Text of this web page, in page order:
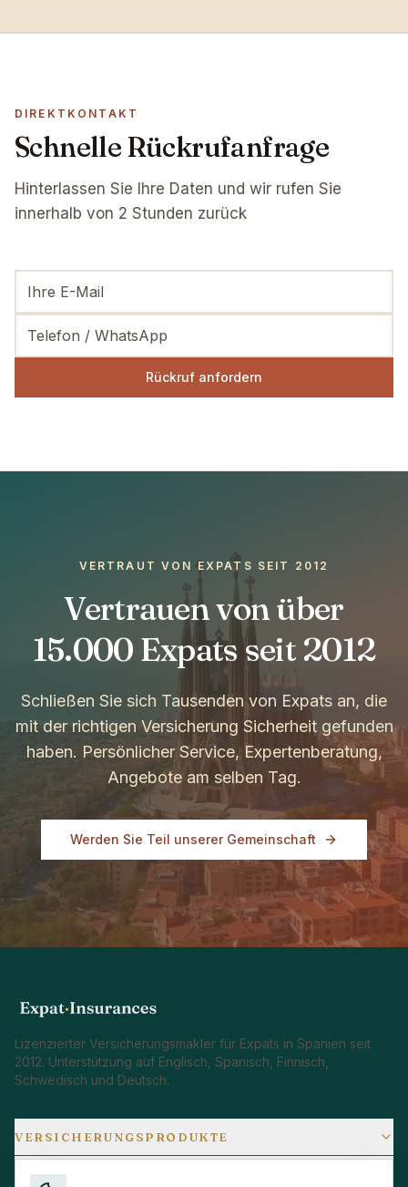
DIREKTKONTAKT
Schnelle Rückrufanfrage
Hinterlassen Sie Ihre Daten und wir rufen Sie
innerhalb von 2 Stunden zurück
Rückruf anfordern
VERTRAUT VON EXPATS SEIT 2012
Vertrauen von über
15.000 Expats seit 2012
Schließen Sie sich Tausenden von Expats an, die
mit der richtigen Versicherung Sicherheit gefunden
haben. Persönlicher Service, Expertenberatung,
Angebote am selben Tag.
Werden Sie Teil unserer Gemeinschaft
Lizenzierter Versicherungsmakler für Expats in Spanien seit
2012. Unterstützung auf Englisch, Spanisch, Finnisch,
Schwedisch und Deutsch.
VERSICHERUNGSPRODUKTE
STANDORTE